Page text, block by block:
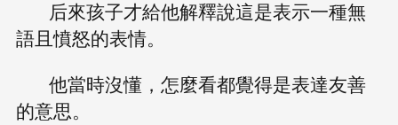
后來孩子才給他解釋說這是表示一種無
語且憤怒的表情。
他當時沒懂，怎麼看都覺得是表達友善
的意思。